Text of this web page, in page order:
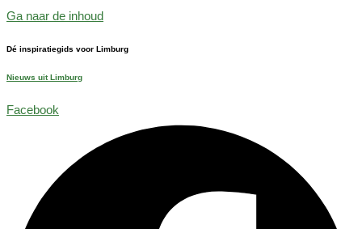
Ga naar de inhoud
Dé inspiratiegids voor Limburg
Nieuws uit Limburg
Facebook